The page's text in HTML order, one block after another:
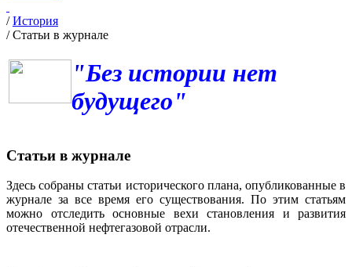
/История
/Статьи в журнале
"Без истории нет
будущего"
Статьи в журнале
Здесь собраны статьи исторического плана, опубликованные в
журнале за все время его существования. По этим статьям
можно отследить основные вехи становления и развития
отечественной нефтегазовой отрасли.